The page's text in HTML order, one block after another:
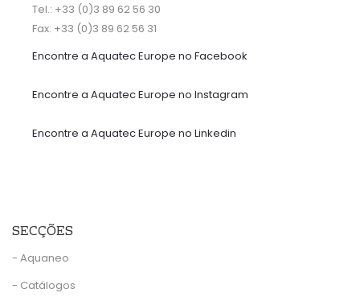
Tel.: +33 (0)3 89 62 56 30
Fax: +33 (0)3 89 62 56 31
Encontre a Aquatec Europe no Facebook
Encontre a Aquatec Europe no Instagram
Encontre a Aquatec Europe no Linkedin
SECÇÕES
- Aquaneo
- Catálogos